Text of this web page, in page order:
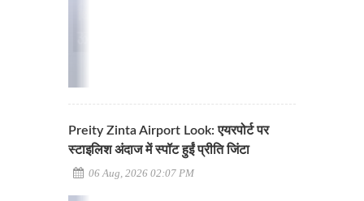
Preity Zinta Airport Look: एयरपोर्ट पर
स्टाइलिश अंदाज में स्पॉट हुईं प्रीति जिंटा
06 Aug, 2026 02:07 PM